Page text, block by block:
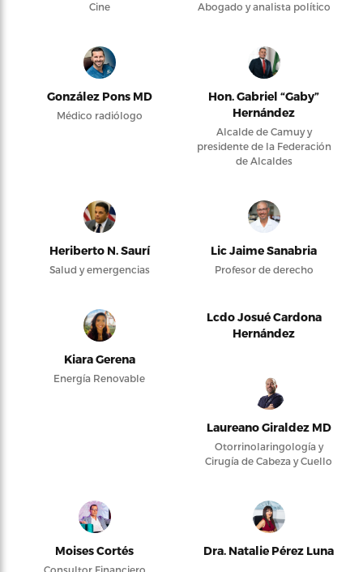
Cine Abogado y analista político
González Pons MD
Médico radiólogo
Hon. Gabriel “Gaby”
Hernández
Alcalde de Camuy y
presidente de la Federación
de Alcaldes
Heriberto N. Saurí
Salud y emergencias
Lic Jaime Sanabria
Profesor de derecho
Kiara Gerena
Energía Renovable
Lcdo Josué Cardona
Hernández
Laureano Giraldez MD
Otorrinolaringología y
Cirugía de Cabeza y Cuello
Moises Cortés
Consultor Financiero
Dra. Natalie Pérez Luna